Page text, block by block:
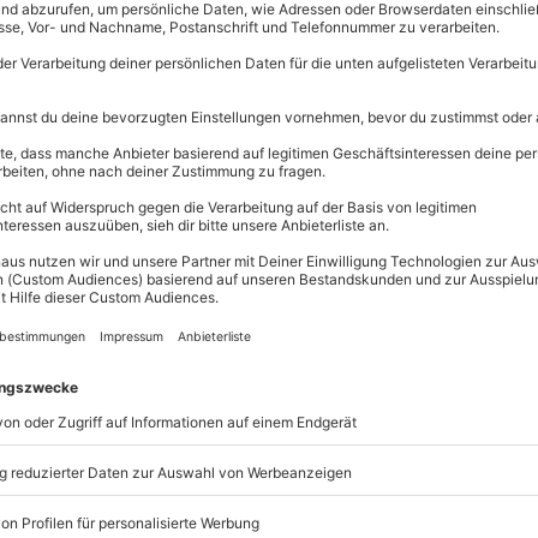
Große
Erlebnisse.
Jeder
einlösbar.
10 Jahre
Möglichkeit, das legendäre
lebt nur zweimal" kennen zu
eines der sichersten
momentan auf der Welt gibt.
geschlossenen Cockpit,
Du das Fliegen in seiner
ist direkt hinter dem Piloten.
beiverschiedenen
dasStehenbleiben in der Luft
- derGyrocopter, wie auch der
und ruhig in der Luft.